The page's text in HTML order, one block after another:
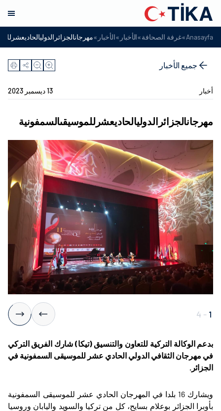
Anasayfa
»غرفة الصحافة»الأخبار »الأخبار »
جميع الأخبار
أخبار 13 ديسمبر 2023
مهرجانالجزائرالدوليالحاديعشرللموسيقىالسمفونية
1
-
4
بدعم الوكالة التركية للتعاون والتنسيق (تيكا) شارك الفريق التركي
في مهرجان الثقافي الدولي الحادي عشر للموسيقى السمفونية​ في
الجزائر.
ويشارك 16 بلدا في المهرجان الحادي عشر للموسيقى السمفونية
بأوبرا الجزائر بوعلام بسايح، كل من تركيا والسويد واليابان وروسيا